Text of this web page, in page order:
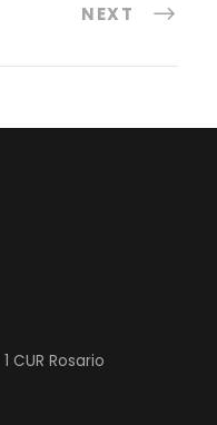
NEXT
CUR Rosario